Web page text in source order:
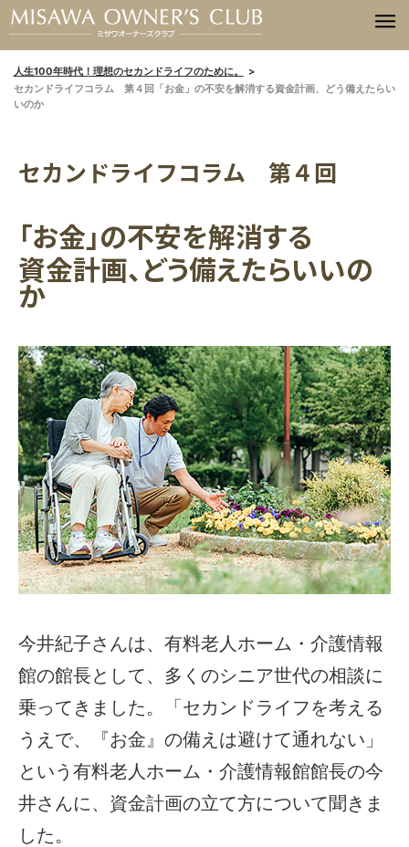
人生100年時代！理想のセカンドライフのために。
セカンドライフコラム 第４回「お金」の不安を解消する資金計画、どう備えたらい
いのか
セカンドライフコラム 第４回
「お金」の不安を解消する
資金計画、どう備えたらいいの
か
今井紀子さんは、有料老人ホーム・介護情報
館の館長として、多くのシニア世代の相談に
乗ってきました。「セカンドライフを考える
うえで、『お金』の備えは避けて通れない」
という有料老人ホーム・介護情報館館長の今
井さんに、資金計画の立て方について聞きま
した。